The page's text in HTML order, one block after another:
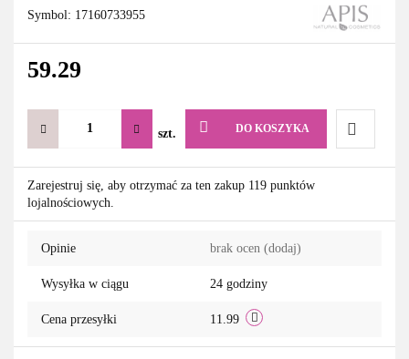
Symbol: 17160733955
59.29
szt. DO KOSZYKA
Do
Zarejestruj się, aby otrzymać za ten zakup 119 punktów
lojalnościowych.
Opinie brak ocen (dodaj)
Wysyłka w ciągu 24 godziny
Cena przesyłki 11.99